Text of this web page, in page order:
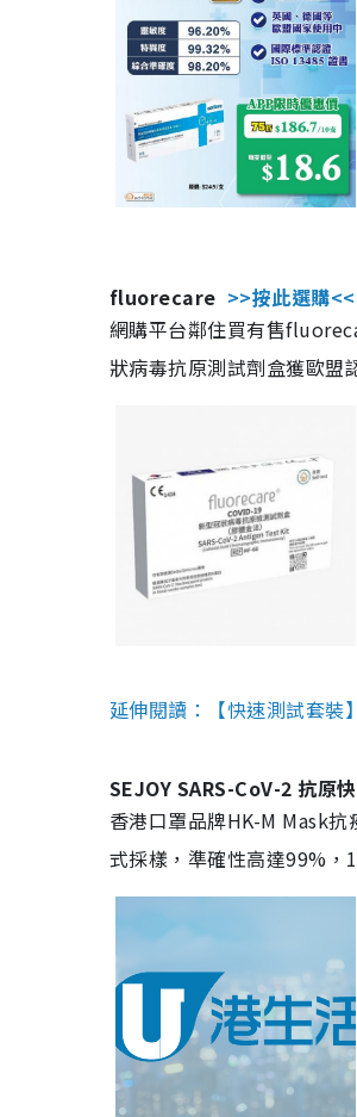
fluorecare >>按此選購<<
網購平台鄰住買有售
狀病毒抗原測試劑盒獲歐
延伸閱讀：【快速測試套裝
SEJOY SARS-CoV-2 抗原
香港口罩品牌HK-M Mask
式採樣，準確性高達99%，